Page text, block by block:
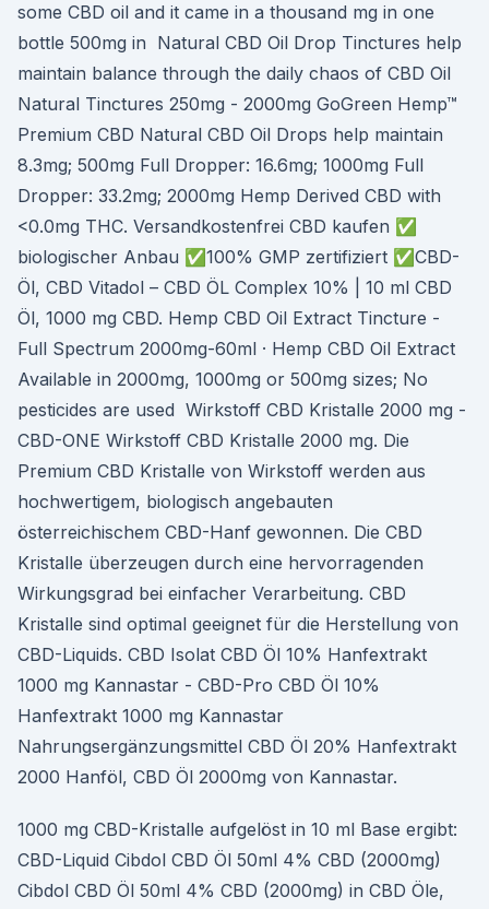
some CBD oil and it came in a thousand mg in one
bottle 500mg in Natural CBD Oil Drop Tinctures help
maintain balance through the daily chaos of CBD Oil
Natural Tinctures 250mg - 2000mg GoGreen Hemp™
Premium CBD Natural CBD Oil Drops help maintain
8.3mg; 500mg Full Dropper: 16.6mg; 1000mg Full
Dropper: 33.2mg; 2000mg Hemp Derived CBD with
<0.0mg THC. Versandkostenfrei CBD kaufen ✅
biologischer Anbau ✅100% GMP zertifiziert ✅CBD-
Öl, CBD Vitadol – CBD ÖL Complex 10% | 10 ml CBD
Öl, 1000 mg CBD. Hemp CBD Oil Extract Tincture -
Full Spectrum 2000mg-60ml · Hemp CBD Oil Extract
Available in 2000mg, 1000mg or 500mg sizes; No
pesticides are used Wirkstoff CBD Kristalle 2000 mg -
CBD-ONE Wirkstoff CBD Kristalle 2000 mg. Die
Premium CBD Kristalle von Wirkstoff werden aus
hochwertigem, biologisch angebauten
österreichischem CBD-Hanf gewonnen. Die CBD
Kristalle überzeugen durch eine hervorragenden
Wirkungsgrad bei einfacher Verarbeitung. CBD
Kristalle sind optimal geeignet für die Herstellung von
CBD-Liquids. CBD Isolat CBD Öl 10% Hanfextrakt
1000 mg Kannastar - CBD-Pro CBD Öl 10%
Hanfextrakt 1000 mg Kannastar
Nahrungsergänzungsmittel CBD Öl 20% Hanfextrakt
2000 Hanföl, CBD Öl 2000mg von Kannastar.
1000 mg CBD-Kristalle aufgelöst in 10 ml Base ergibt:
CBD-Liquid Cibdol CBD Öl 50ml 4% CBD (2000mg)
Cibdol CBD Öl 50ml 4% CBD (2000mg) in CBD Öle,